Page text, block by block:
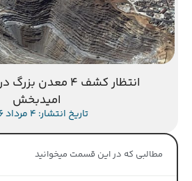
امیدبخش
تاریخ انتشار: 4 مرداد 1396
مطالبی که در این قسمت میخوانید